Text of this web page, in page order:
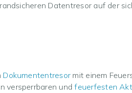
Datentresor auf der
Dokumententresormit einem
versperrbaren undfeuerfesten